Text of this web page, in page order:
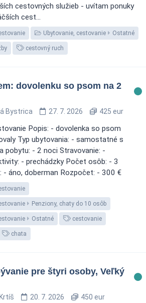
cestovných služieb - uvítam ponuky
cest...
Ubytovanie, cestovanie Ostatné
cestovný ruch
dovolenku so psom na 2
Bystrica 27. 7. 2026 425 eur
Popis: - dovolenka so psom
Typ ubytovania: - samostatné s
pobytu: - 2 noci Stravovanie: -
- prechádzky Počet osôb: - 3
- áno, doberman Rozpočet: - 300 €
Penziony, chaty do 10 osôb
Ostatné cestovanie
chata
pre štyri osoby, Veľký
20. 7. 2026 450 eur